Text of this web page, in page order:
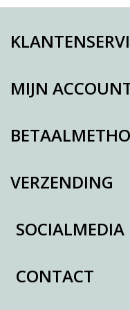
MIJN
VERZENDING
SOCIALMEDIA
CONTACT